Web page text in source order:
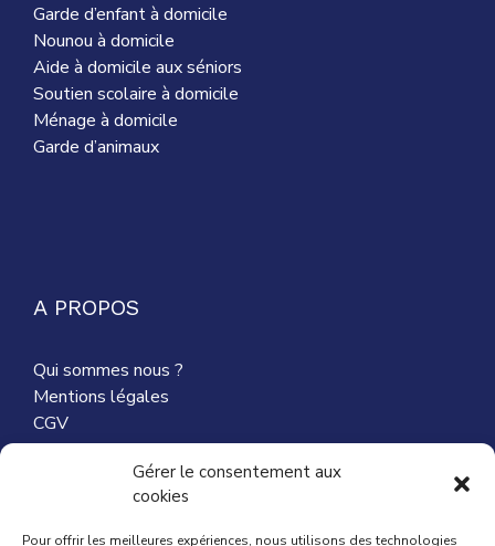
Gérer le consentement aux
cookies
Pour offrir les meilleures expériences, nous utilisons des technologies
Garde d’enfant à domicile
Nounou à domicile
Aide à domicile aux séniors
Soutien scolaire à domicile
Ménage à domicile
Garde d’animaux
A PROPOS
Qui sommes nous ?
Mentions légales
CGV
Nous contacter